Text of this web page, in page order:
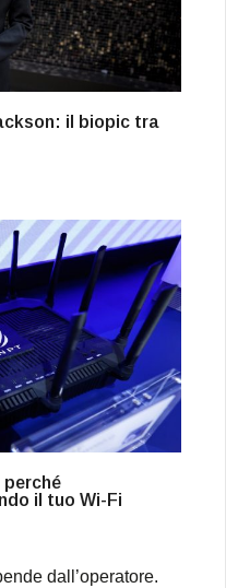
il biopic tra
perché
il tuo Wi-Fi
dall’operatore.